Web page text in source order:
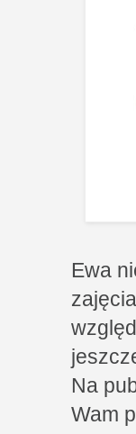
Ewa
Na
Wam